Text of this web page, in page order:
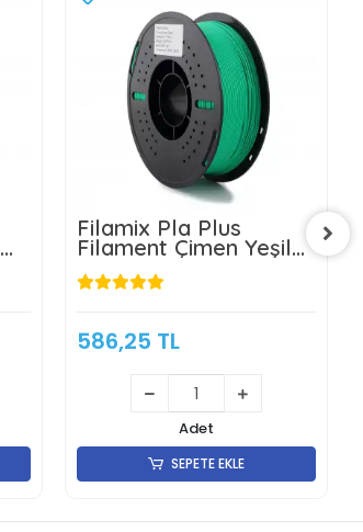
Filamix Pla Plus
Filament Çimen Yeşil
1.75mm 1kg
586,25 TL
Adet
SEPETE EKLE